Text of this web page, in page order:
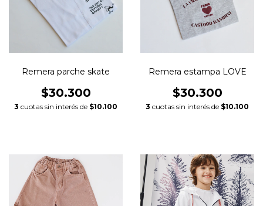
Remera parche skate
$30.300
3 cuotas sin interés de $10.100
Remera estampa LOVE
$30.300
3 cuotas sin interés de $10.100